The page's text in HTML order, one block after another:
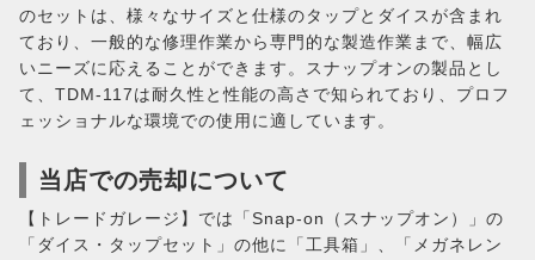
のセットは、様々なサイズと仕様のタップとダイスが含まれ
ており、一般的な修理作業から専門的な製造作業まで、幅広
いニーズに応えることができます。スナップオンの製品とし
て、TDM-117は耐久性と性能の高さで知られており、プロフ
ェッショナルな環境での使用に適しています。
当店での売却について
【トレードガレージ】では「Snap-on（スナップオン）」の
「ダイス・タップセット」の他に「工具箱」、「メガネレン